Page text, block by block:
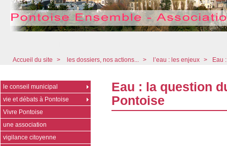
Accueil du site > les dossiers, nos actions... > l’eau : les enjeux > Eau
Eau : la question
Pontoise
le conseil municipal
vie et débats à Pontoise
Vivre Pontoise
une association
vigilance citoyenne